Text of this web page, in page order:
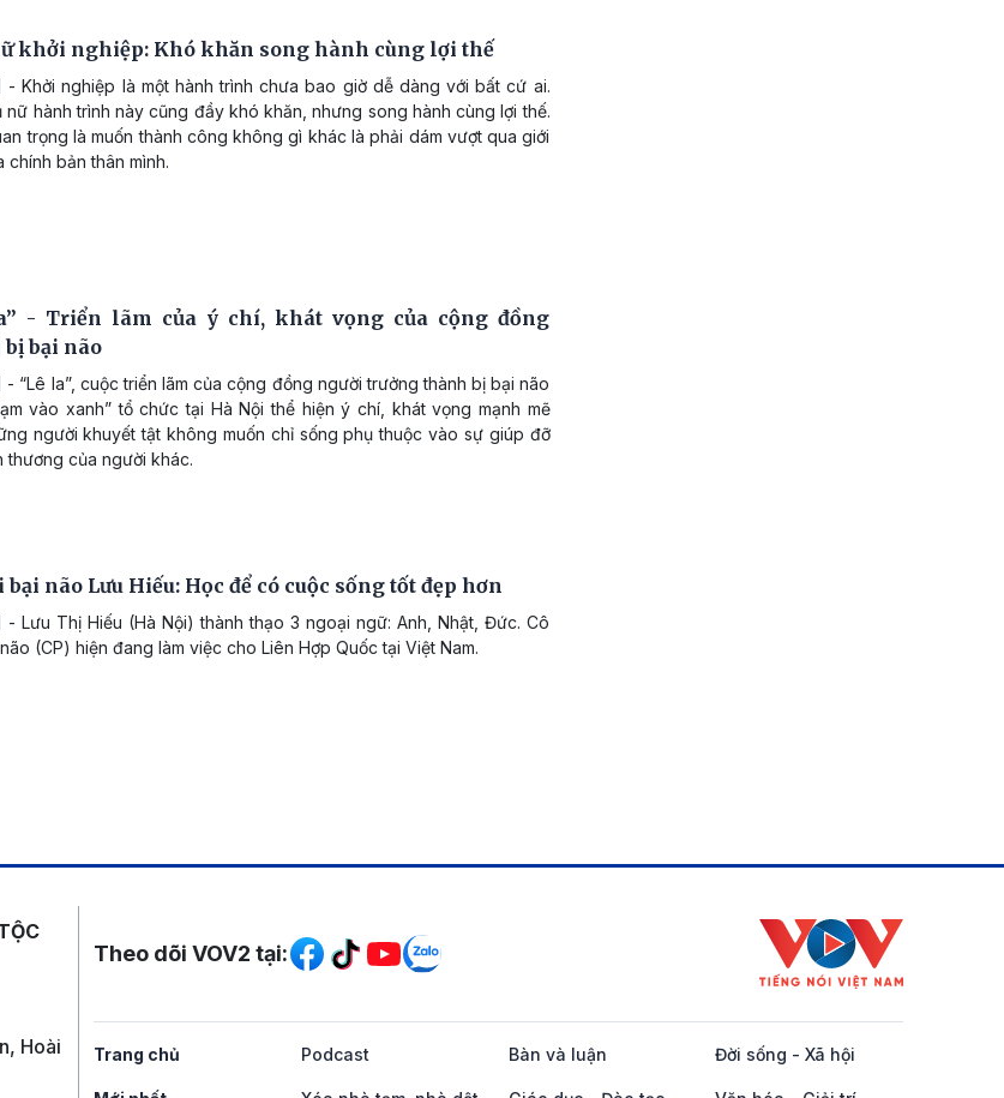
khởi nghiệp: Khó khăn song hành cùng lợi thế
- Khởi nghiệp là một hành trình chưa bao giờ dễ dàng với bất cứ ai.
nữ hành trình này cũng đầy khó khăn, nhưng song hành cùng lợi thế.
trọng là muốn thành công không gì khác là phải dám vượt qua giới
chính bản thân mình.
- Triển lãm của ý chí, khát vọng của cộng đồng
bại não
- “Lê la”, cuộc triển lãm của cộng đồng người trưởng thành bị bại não
vào xanh” tổ chức tại Hà Nội thể hiện ý chí, khát vọng mạnh mẽ
người khuyết tật không muốn chỉ sống phụ thuộc vào sự giúp đỡ
thương của người khác.
bại não Lưu Hiếu: Học để có cuộc sống tốt đẹp hơn
- Lưu Thị Hiếu (Hà Nội) thành thạo 3 ngoại ngữ: Anh, Nhật, Đức. Cô
(CP) hiện đang làm việc cho Liên Hợp Quốc tại Việt Nam.
Hoài
Mạng xã hội
Theo dõi VOV2 tại:
Trang chủ Podcast Bàn và luận Đời sống - Xã hội